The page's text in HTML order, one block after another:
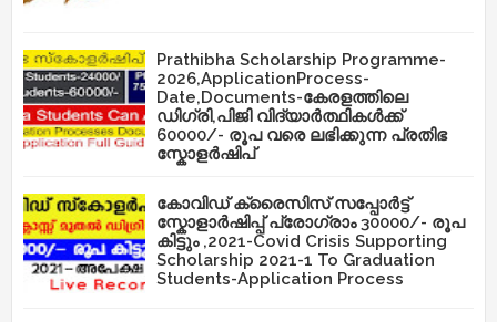
Prathibha Scholarship Programme-
2026,ApplicationProcess-
Date,Documents-കേരളത്തിലെ
ഡിഗ്രി,പിജി വിദ്യാർത്ഥികൾക്ക്
60000/- രൂപ വരെ ലഭിക്കുന്ന പ്രതിഭ
സ്കോളർഷിപ്
കോവിഡ് ക്രൈസിസ് സപ്പോർട്ട്
സ്കോളാർഷിപ്പ് പ്രോഗ്രാം 30000/- രൂപ
കിട്ടും ,2021-Covid Crisis Supporting
Scholarship 2021-1 To Graduation
Students-Application Process